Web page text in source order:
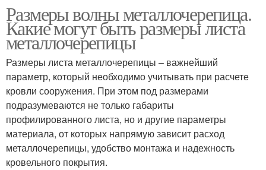
Размеры волны металлочерепица.
Какие могут быть размеры листа
металлочерепицы
Размеры листа металлочерепицы – важнейший
параметр, который необходимо учитывать при расчете
кровли сооружения. При этом под размерами
подразумеваются не только габариты
профилированного листа, но и другие параметры
материала, от которых напрямую зависит расход
металлочерепицы, удобство монтажа и надежность
кровельного покрытия.